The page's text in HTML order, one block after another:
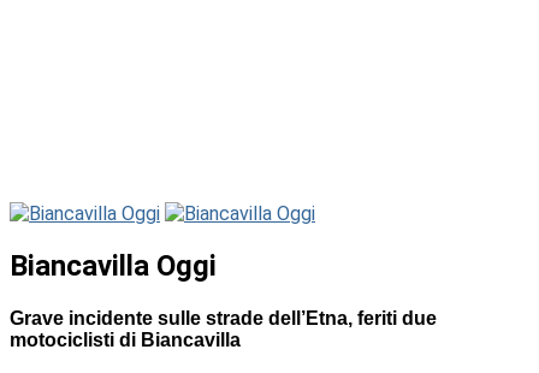
Biancavilla Oggi
Grave incidente sulle strade dell’Etna, feriti due
motociclisti di Biancavilla